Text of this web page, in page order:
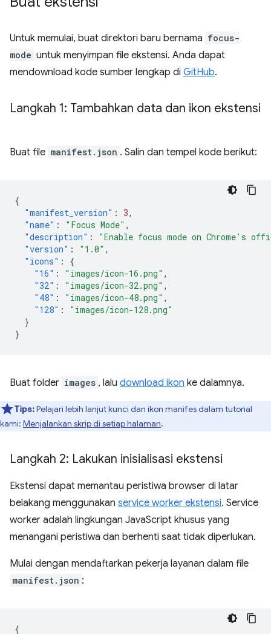
Untuk memulai, buat direktori baru bernama focus-
mode untuk menyimpan file ekstensi. Anda dapat
mendownload kode sumber lengkap di GitHub.
Langkah 1: Tambahkan data dan ikon ekstensi
Buat file manifest.json . Salin dan tempel kode berikut:
{
"manifest_version" : 3,
"name" : "Focus Mode" ,
"description" :
"Enable focus mode on Chrome's
"version" : "1.0" ,
"icons" :
{
"16" : "images/icon-16.png" ,
"32" : "images/icon-32.png" ,
"48" : "images/icon-48.png" ,
"128" :
"images/icon-128.png"
}
}
Buat folder images , lalu download ikon ke dalamnya.
Tips:Pelajari lebih lanjut kunci dan ikon manifes dalam tutorial
kami: Menjalankan skrip di setiap halaman.
Langkah 2: Lakukan inisialisasi ekstensi
Ekstensi dapat memantau peristiwa browser di latar
belakang menggunakan service worker ekstensi. Service
worker adalah lingkungan JavaScript khusus yang
menangani peristiwa dan berhenti saat tidak diperlukan.
Mulai dengan mendaftarkan pekerja layanan dalam file
manifest.json :
{